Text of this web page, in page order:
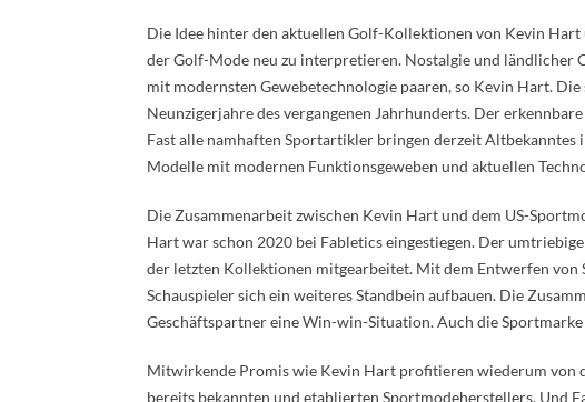
Die Idee hinter den aktuellen Golf-Kollektionen von Kevin
der Golf-Mode neu zu interpretieren. Nostalgie und
mit modernsten Gewebetechnologie paaren, so Kevin Hart.
Neunzigerjahre des vergangenen Jahrhunderts. Der
Fast alle namhaften Sportartikler bringen derzeit
Modelle mit modernen Funktionsgeweben und aktuellen
Die Zusammenarbeit zwischen Kevin Hart und dem US-
Hart war schon 2020 bei Fabletics eingestiegen. Der
der letzten Kollektionen mitgearbeitet. Mit dem Entwerfen von
Schauspieler sich ein weiteres Standbein aufbauen. Die
Geschäftspartner eine Win-win-Situation. Auch die
Mitwirkende Promis wie Kevin Hart profitieren wiederum von
bereits bekannten und etablierten Sportmodeherstellers. Und